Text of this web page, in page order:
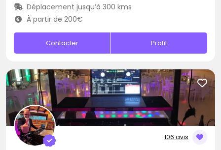
Déplacement jusqu’à 300 kms
À partir de 200€
Contacter Profil
106 avis